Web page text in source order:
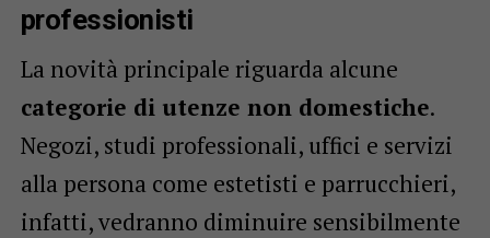
professionisti
La novità principale riguarda alcune
categorie di utenze non domestiche.
Negozi, studi professionali, uffici e servizi
alla persona come estetisti e parrucchieri,
infatti, vedranno diminuire sensibilmente